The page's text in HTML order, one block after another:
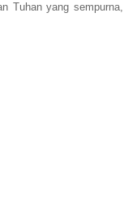
Tuhan yang sempurna,